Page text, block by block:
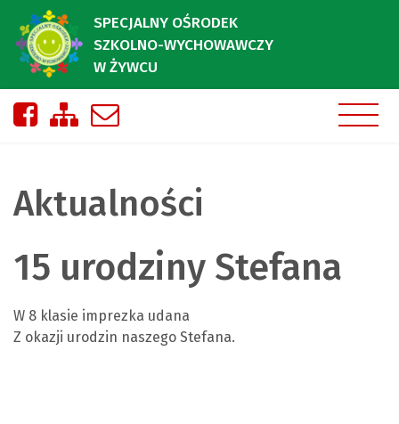
SPECJALNY OŚRODEK
SZKOLNO-WYCHOWAWCZY
W ŻYWCU
Nasza strona na Facebooku
Zobacz mapę strony
Aktualności
15 urodziny Stefana
W 8 klasie imprezka udana
Z okazji urodzin naszego Stefana.